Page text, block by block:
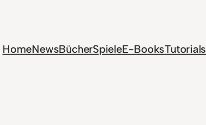
HomeNewsBücherSpieleE-BooksTutorials